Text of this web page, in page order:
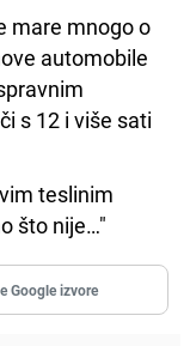
mare mnogo o
automobile
s 12 i više sati
teslinim
što nije…"
Google izvore